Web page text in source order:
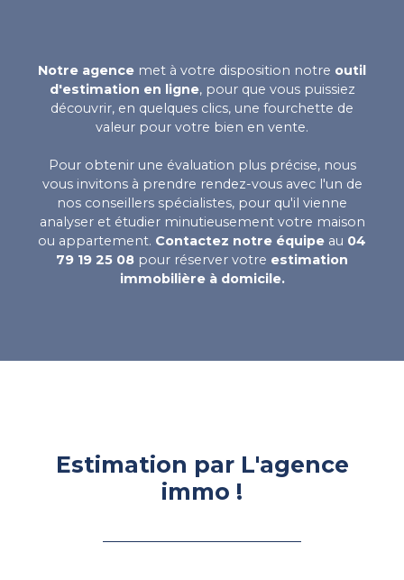
Notre agence met à votre disposition notre outil
d'estimation en ligne, pour que vous puissiez
découvrir, en quelques clics, une fourchette de
valeur pour votre bien en vente.
Pour obtenir une évaluation plus précise, nous
vous invitons à prendre rendez-vous avec l'un de
nos conseillers spécialistes, pour qu'il vienne
analyser et étudier minutieusement votre maison
ou appartement. Contactez notre équipe au 04
79 19 25 08 pour réserver votre estimation
immobilière à domicile.
Estimation par L'agence
immo !